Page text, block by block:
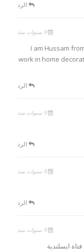
الرد
9 سنوات منذ
I am Hussam
work in home
الرد
9 سنوات منذ
الرد
9 سنوات منذ
الرد
9 سنوات منذ
ايسلندية